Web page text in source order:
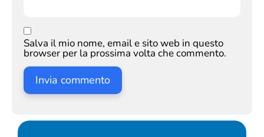
Salva il mio nome, email e sito web in questo
browser per la prossima volta che commento.